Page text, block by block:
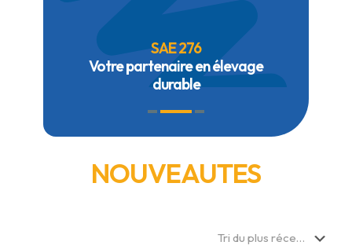
SAE 276
Votre partenaire en élevage
durable
NOUVEAUTES